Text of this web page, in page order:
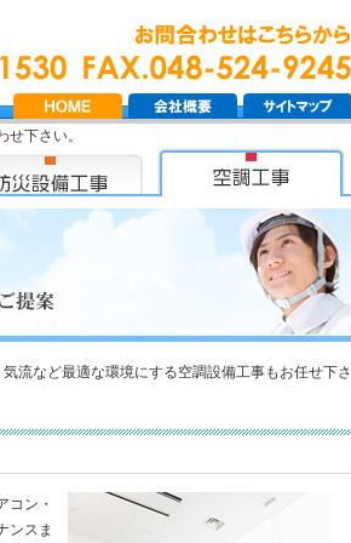
下さい。
流など最適な環境にする空調設備工事もお任せ下さ
コン・
ンスま